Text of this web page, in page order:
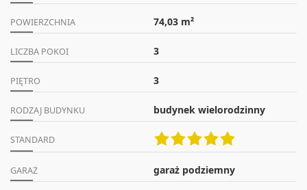
POWIERZCHNIA 74,03 m²
LICZBA POKOI 3
PIĘTRO 3
RODZAJ BUDYNKU budynek wielorodzinny
STANDARD
GARAŻ garaż podziemny